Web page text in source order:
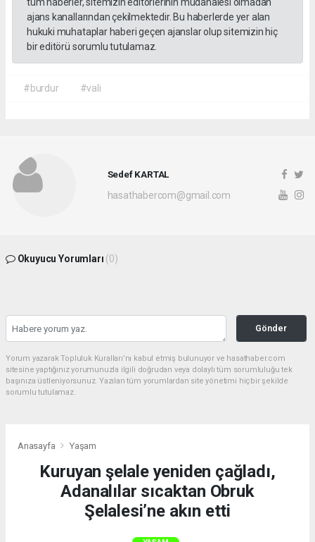
ajans kanallarından çekilmektedir. Bu haberlerde yer alan
hukuki muhataplar haberi geçen ajanslar olup sitemizin hiç
bir editörü sorumlu tutulamaz.
#burdur #vali
Sedef KARTAL
hasathabercom@gmail.com
Okuyucu Yorumları (0)
Gönder
Yorum yazarak Topluluk Kuralları’nı kabul etmiş bulunuyor ve hasathaber.com
sitesine yaptığınız yorumunuzla ilgili doğrudan veya dolaylı tüm sorumluluğu tek
başınıza üstleniyorsunuz. Yazılan tüm yorumlardan site yönetimi hiçbir şekilde
sorumlu tutulamaz.
Anasayfa Yaşam
Kuruyan şelale yeniden çağladı,
Adanalılar sıcaktan Obruk
Şelalesi’ne akın etti